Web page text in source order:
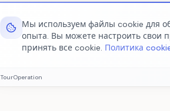
Мы используем файлы cookie для
опыта. Вы можете настроить свои
принять все cookie. Политика
Необходимы для корректной работы
TourOperation